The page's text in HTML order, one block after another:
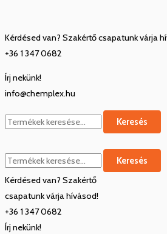
content
Kérdésed van? Szakértő csapatunk várja
+36 1 347 0682
Írj nekünk!
info@chemplex.hu
következőre:
Keresés
következőre:
Keresés
Kérdésed van? Szakértő
csapatunk várja hívásod!
+36 1 347 0682
Írj nekünk!
következőre:
következőre: